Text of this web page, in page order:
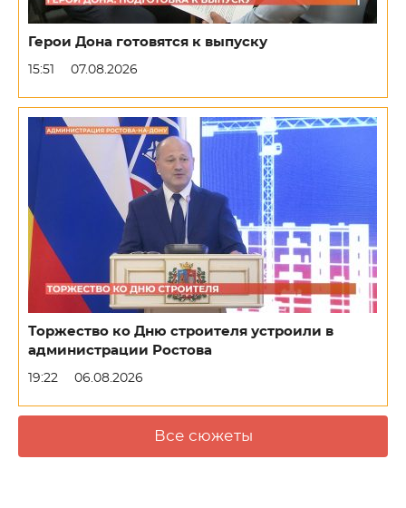
Герои Дона готовятся к выпуску
15:51 07.08.2026
Торжество ко Дню строителя устроили в
администрации Ростова
19:22 06.08.2026
Все сюжеты